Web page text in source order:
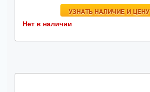
УЗНАТЬ НАЛИЧИЕ И ЦЕНУ
Нет в наличии